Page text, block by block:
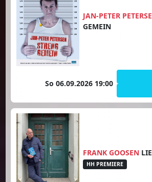
JAN-PETER
GEMEIN
So 06.09.2026 19:00
FRANK GOOSEN
HH PREMIERE